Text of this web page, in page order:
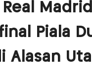
Piala
Alasan